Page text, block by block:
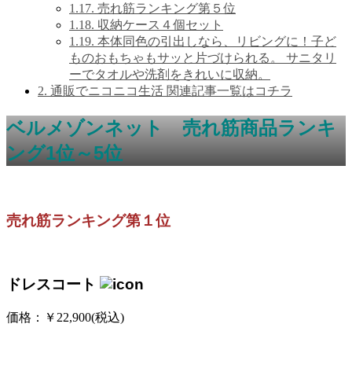
1.17. 売れ筋ランキング第５位
1.18. 収納ケース４個セット
1.19. 本体同色の引出しなら、リビングに！子ど
ものおもちゃもサッと片づけられる。 サニタリ
ーでタオルや洗剤をきれいに収納。
2. 通販でニコニコ生活 関連記事一覧はコチラ
ベルメゾンネット 売れ筋商品ランキ
ング1位～5位
売れ筋ランキング第１位
ドレスコート
価格：￥22,900(税込)